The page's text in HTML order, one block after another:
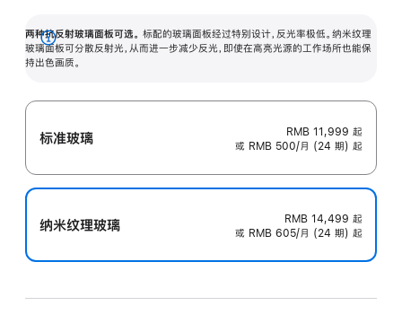
两种抗反射玻璃面板可选。 标配的玻璃面板经过特别设计，反光率极低。纳米纹理
玻璃面板可分散反射光，从而进一步减少反光，即使在高亮光源的工作场所也能保
持出色画质。
展
开
标准玻璃 RMB 11,999 起
或 RMB 500/月 (24 期) 起
纳米纹理玻璃 RMB 14,499 起
或 RMB 605/月 (24 期) 起